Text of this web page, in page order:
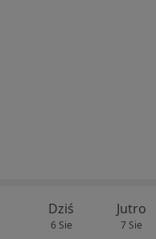
Dziś
6 Sie
Jutro
7 Sie